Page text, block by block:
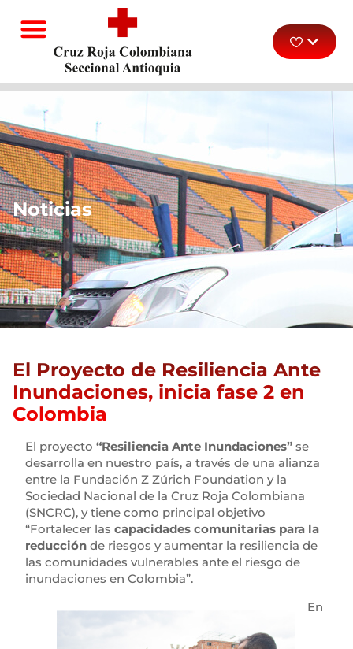
Noticias
El Proyecto de Resiliencia Ante
Inundaciones, inicia fase 2 en
Colombia
El proyecto “Resiliencia Ante Inundaciones” se
desarrolla en nuestro país, a través de una alianza
entre la Fundación Z Zúrich Foundation y la
Sociedad Nacional de la Cruz Roja Colombiana
(SNCRC), y tiene como principal objetivo
“Fortalecer las capacidades comunitarias para la
reducción de riesgos y aumentar la resiliencia de
las comunidades vulnerables ante el riesgo de
inundaciones en Colombia”.
En